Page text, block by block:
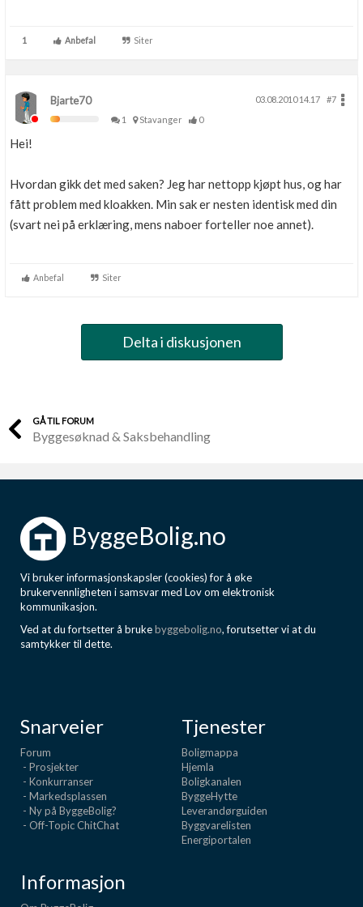
1 Anbefal Siter
Bjarte70 03.08.2010 14.17
#7
1
Stavanger 0
Hei!
Hvordan gikk det med saken? Jeg har nettopp kjøpt hus, og har
fått problem med kloakken. Min sak er nesten identisk med din
(svart nei på erklæring, mens naboer forteller noe annet).
Anbefal Siter
Delta i diskusjonen
GÅ TIL FORUM
Byggesøknad & Saksbehandling
ByggeBolig.no
Vi bruker informasjonskapsler (cookies) for å øke
brukervennligheten i samsvar med Lov om elektronisk
kommunikasjon.
Ved at du fortsetter å brukebyggebolig.no, forutsetter vi at du
samtykker til dette.
Snarveier
Forum
- Prosjekter
- Konkurranser
- Markedsplassen
- Ny på ByggeBolig?
- Off-Topic ChitChat
Tjenester
Boligmappa
Hjemla
Boligkanalen
ByggeHytte
Leverandørguiden
Byggvarelisten
Energiportalen
Informasjon